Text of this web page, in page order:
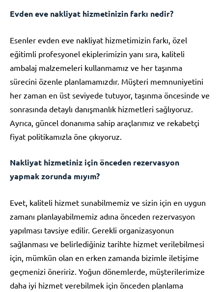
Evden eve nakliyat hizmetinizin farkı nedir?
Esenler evden eve nakliyat hizmetimizin farkı, özel
eğitimli profesyonel ekiplerimizin yanı sıra, kaliteli
ambalaj malzemeleri kullanmamız ve her taşınma
sürecini özenle planlamamızdır. Müşteri memnuniyetini
her zaman en üst seviyede tutuyor, taşınma öncesinde ve
sonrasında detaylı danışmanlık hizmetleri sağlıyoruz.
Ayrıca, güncel donanıma sahip araçlarımız ve rekabetçi
fiyat politikamızla öne çıkıyoruz.
Nakliyat hizmetiniz için önceden rezervasyon
yapmak zorunda mıyım?
Evet, kaliteli hizmet sunabilmemiz ve sizin için en uygun
zamanı planlayabilmemiz adına önceden rezervasyon
yapılması tavsiye edilir. Gerekli organizasyonun
sağlanması ve belirlediğiniz tarihte hizmet verilebilmesi
için, mümkün olan en erken zamanda bizimle iletişime
geçmenizi öneririz. Yoğun dönemlerde, müşterilerimize
daha iyi hizmet verebilmek için önceden planlama